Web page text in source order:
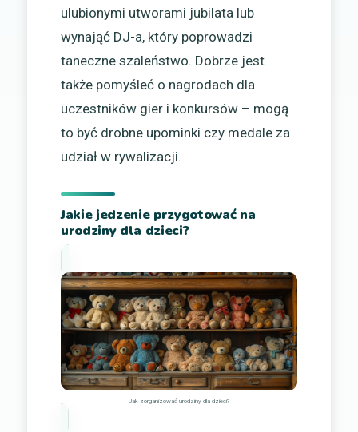
ulubionymi utworami jubilata lub
wynająć DJ-a, który poprowadzi
taneczne szaleństwo. Dobrze jest
także pomyśleć o nagrodach dla
uczestników gier i konkursów – mogą
to być drobne upominki czy medale za
udział w rywalizacji.
Jakie jedzenie przygotować na
urodziny dla dzieci?
Jak zorganizować urodziny dla dzieci?